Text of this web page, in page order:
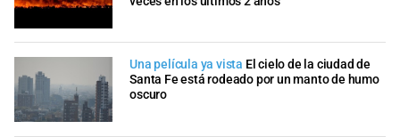
Una película ya vista El cielo de la ciudad de
Santa Fe está rodeado por un manto de humo
oscuro